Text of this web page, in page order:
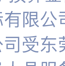
限
受